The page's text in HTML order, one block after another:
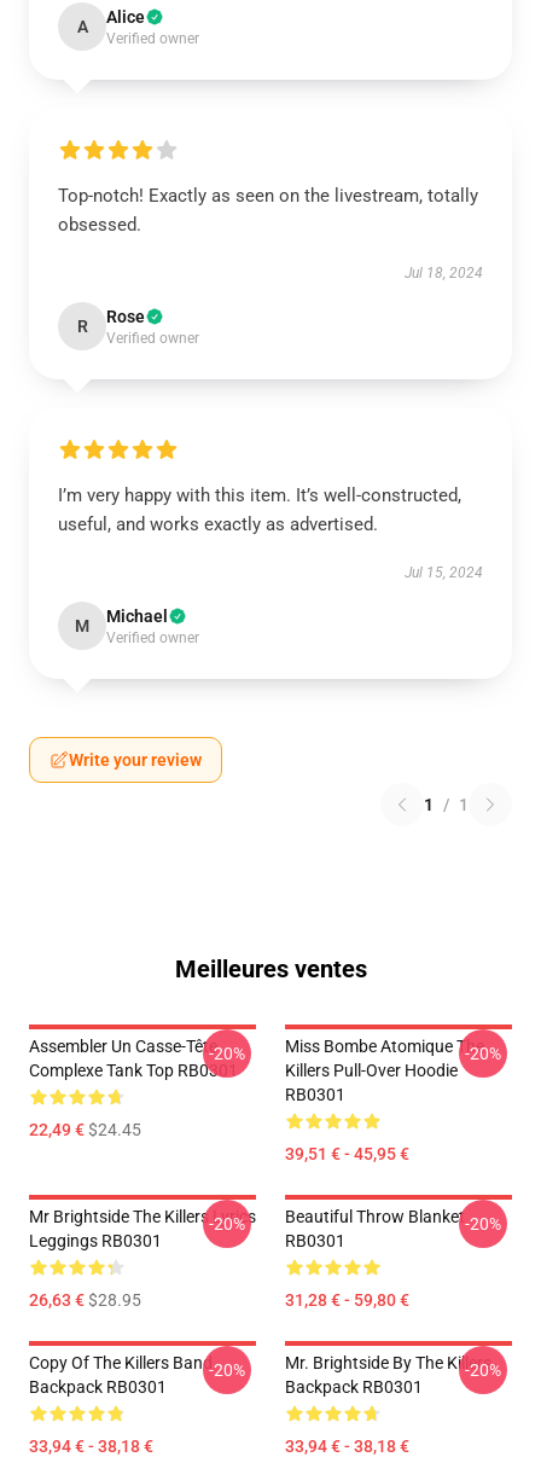
A Alice
Verified owner
Top-notch! Exactly as seen on the livestream, totally
obsessed.
Jul 18, 2024
R Rose
Verified owner
I’m very happy with this item. It’s well-constructed,
useful, and works exactly as advertised.
Jul 15, 2024
M Michael
Verified owner
Write your review
1 / 1
Meilleures ventes
Assembler Un Casse-Tête
Complexe Tank Top RB0301
22,49 €$24.45
-20%
Miss Bombe Atomique The
Killers Pull-Over Hoodie
RB0301
39,51 € - 45,95 €
-20%
Mr Brightside The Killers Lyrics
Leggings RB0301
26,63 €$28.95
-20%
Beautiful Throw Blanket
RB0301
31,28 € - 59,80 €
-20%
Copy Of The Killers Band
Backpack RB0301
33,94 € - 38,18 €
-20%
Mr. Brightside By The Killers
Backpack RB0301
33,94 € - 38,18 €
-20%